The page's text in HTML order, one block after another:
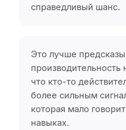
справедливый шанс.
Это лучше
что кто-то
более сильным
которая мало
навыках.